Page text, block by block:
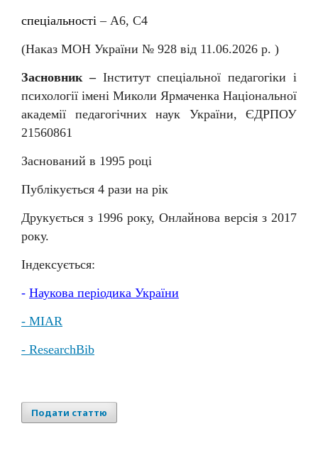
спеціальності–А6, С4
(Наказ МОН України № 928 від 11 .06.2026 р. )
Засновник – Інститут спеціальної педагогіки і
психології імені Миколи Ярмаченка Національної
академії педагогічних наук України, ЄДРПОУ
21560861
Заснований в 1995 році
Публікується 4 рази на рік
Друкується з 1996 року, Онлайнова версія з 2017
року.
Індексується:
- Наукова періодика України
- MIAR
- ResearchBib
Подати статтю